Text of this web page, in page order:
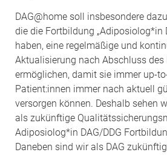
DAG@home soll insbesondere
die die Fortbildung „Adiposiolog*in
haben, eine regelmäßige und
Aktualisierung nach Abschluss des
ermöglichen, damit sie immer up-
Patient:innen immer nach aktuell
versorgen können. Deshalb sehen
als zukünftige
Adiposiolog*in DAG/DDG
Daneben sind wir als DAG